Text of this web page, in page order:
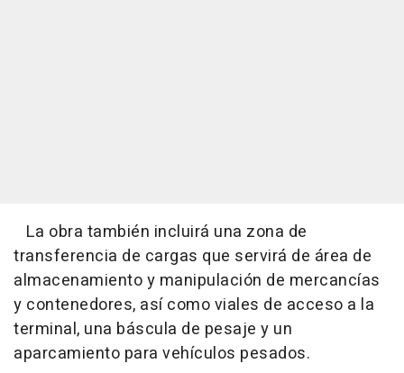
La obra también incluirá una zona de
transferencia de cargas que servirá de área de
almacenamiento y manipulación de mercancías
y contenedores, así como viales de acceso a la
terminal, una báscula de pesaje y un
aparcamiento para vehículos pesados.